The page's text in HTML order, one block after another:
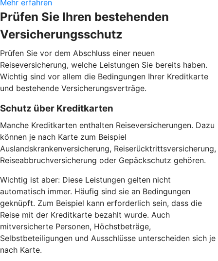
Mehr erfahren
Prüfen Sie Ihren bestehenden
Versicherungsschutz
Prüfen Sie vor dem Abschluss einer neuen
Reiseversicherung, welche Leistungen Sie bereits haben.
Wichtig sind vor allem die Bedingungen Ihrer Kreditkarte
und bestehende Versicherungsverträge.
Schutz über Kreditkarten
Manche Kreditkarten enthalten Reiseversicherungen. Dazu
können je nach Karte zum Beispiel
Auslandskrankenversicherung, Reiserücktrittsversicherung,
Reiseabbruchversicherung oder Gepäckschutz gehören.
Wichtig ist aber: Diese Leistungen gelten nicht
automatisch immer. Häufig sind sie an Bedingungen
geknüpft. Zum Beispiel kann erforderlich sein, dass die
Reise mit der Kreditkarte bezahlt wurde. Auch
mitversicherte Personen, Höchstbeträge,
Selbstbeteiligungen und Ausschlüsse unterscheiden sich je
nach Karte.